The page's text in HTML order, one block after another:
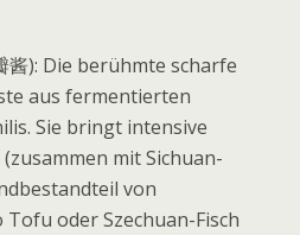
酱): Die berühmte scharfe
aus fermentierten
Sie bringt intensive
mit Sichuan-
von
oder Szechuan-Fisch